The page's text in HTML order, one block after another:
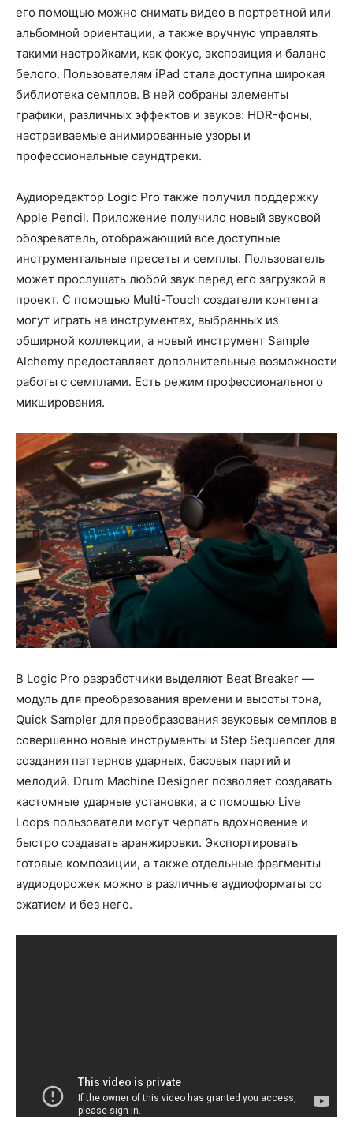
его помощью можно снимать видео в портретной или
альбомной ориентации, а также вручную управлять
такими настройками, как фокус, экспозиция и баланс
белого. Пользователям iPad стала доступна широкая
библиотека семплов. В ней собраны элементы
графики, различных эффектов и звуков: HDR-фоны,
настраиваемые анимированные узоры и
профессиональные саундтреки.
Аудиоредактор Logic Pro также получил поддержку
Apple Pencil. Приложение получило новый звуковой
обозреватель, отображающий все доступные
инструментальные пресеты и семплы. Пользователь
может прослушать любой звук перед его загрузкой в
проект. С помощью Multi-Touch создатели контента
могут играть на инструментах, выбранных из
обширной коллекции, а новый инструмент Sample
Alchemy предоставляет дополнительные возможности
работы с семплами. Есть режим профессионального
микширования.
В Logic Pro разработчики выделяют Beat Breaker —
модуль для преобразования времени и высоты тона,
Quick Sampler для преобразования звуковых семплов в
совершенно новые инструменты и Step Sequencer для
создания паттернов ударных, басовых партий и
мелодий. Drum Machine Designer позволяет создавать
кастомные ударные установки, а с помощью Live
Loops пользователи могут черпать вдохновение и
быстро создавать аранжировки. Экспортировать
готовые композиции, а также отдельные фрагменты
аудиодорожек можно в различные аудиоформаты со
сжатием и без него.